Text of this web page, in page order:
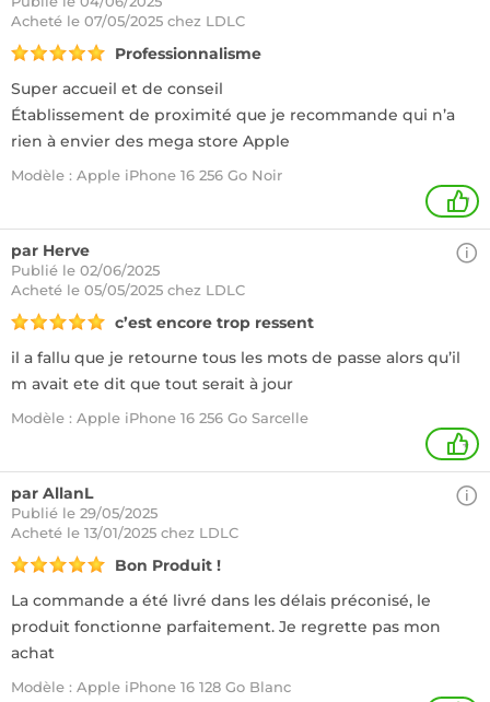
Acheté le 07/05/2025 chez LDLC
Professionnalisme
Super accueil et de conseil
Établissement de proximité que je recommande qui n’a
rien à envier des mega store Apple
Modèle : Apple iPhone 16 256 Go Noir
1
par Herve
Publié le 02/06/2025
Acheté le 05/05/2025 chez LDLC
c’est encore trop ressent
il a fallu que je retourne tous les mots de passe alors qu’il
m avait ete dit que tout serait à jour
Modèle : Apple iPhone 16 256 Go Sarcelle
+
par AllanL
Publié le 29/05/2025
Acheté le 13/01/2025 chez LDLC
Bon Produit !
La commande a été livré dans les délais préconisé, le
produit fonctionne parfaitement. Je regrette pas mon
achat
Modèle : Apple iPhone 16 128 Go Blanc